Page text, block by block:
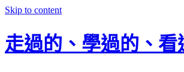
Skip to content
走過的、學過的、看